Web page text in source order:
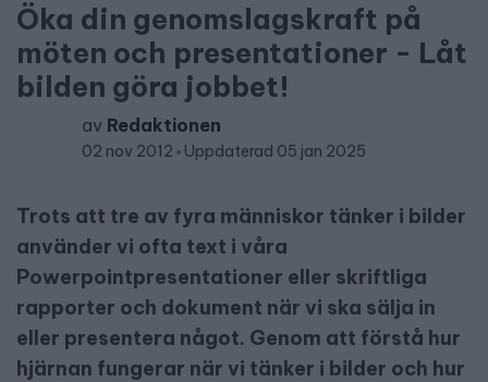
Öka din genomslagskraft på
möten och presentationer - Låt
bilden göra jobbet!
av Redaktionen
02 nov 2012 Uppdaterad 05 jan 2025
Trots att tre av fyra människor tänker i bilder
använder vi ofta text i våra
Powerpointpresentationer eller skriftliga
rapporter och dokument när vi ska sälja in
eller presentera något. Genom att förstå hur
hjärnan fungerar när vi tänker i bilder och hur